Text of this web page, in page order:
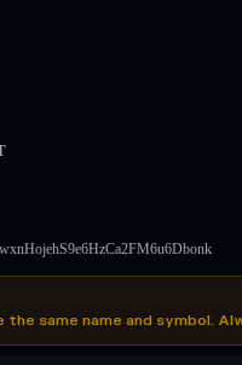
the same name and symbol.